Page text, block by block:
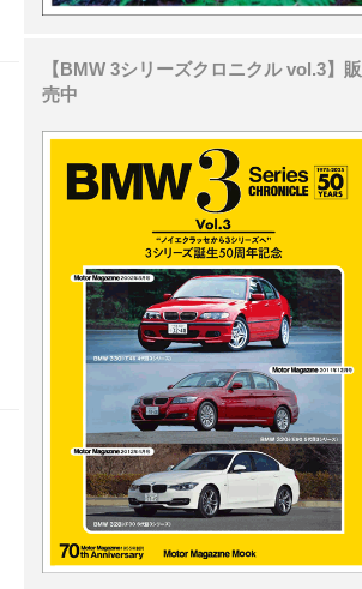
【BMW 3シリーズクロニクル vol.3】販
売中